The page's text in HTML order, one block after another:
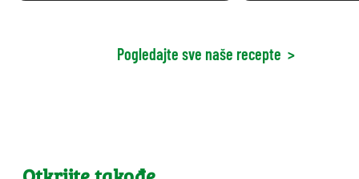
Pogledajte sve naše recepte >